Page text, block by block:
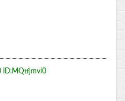
ID:MQtfjmvi0